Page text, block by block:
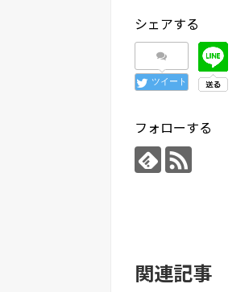
シェアする
ツイート
フォローする
関連記事